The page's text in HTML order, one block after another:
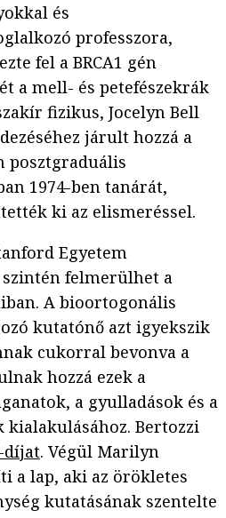
és
professzora,
fel a BRCA1 gén
a mell- és petefészekrák
fizikus, Jocelyn Bell
járult hozzá a
posztgraduális
1974-ben tanárát,
ki az elismeréssel.
Egyetem
felmerülhet a
A bioortogonális
kutatónő azt igyekszik
cukorral bevonva a
hozzá ezek a
a gyulladások és a
Bertozzi
díjat. Végül Marilyn
a lap, aki az örökletes
kutatásának szentelte